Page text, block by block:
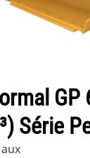
GP
Série